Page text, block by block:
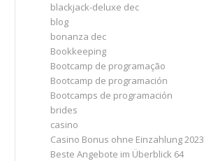
blackjack-deluxe dec
blog
bonanza dec
Bookkeeping
Bootcamp de programação
Bootcamp de programación
Bootcamps de programación
brides
casino
Casino Bonus ohne Einzahlung 2023 ️
Beste Angebote im Überblick 64